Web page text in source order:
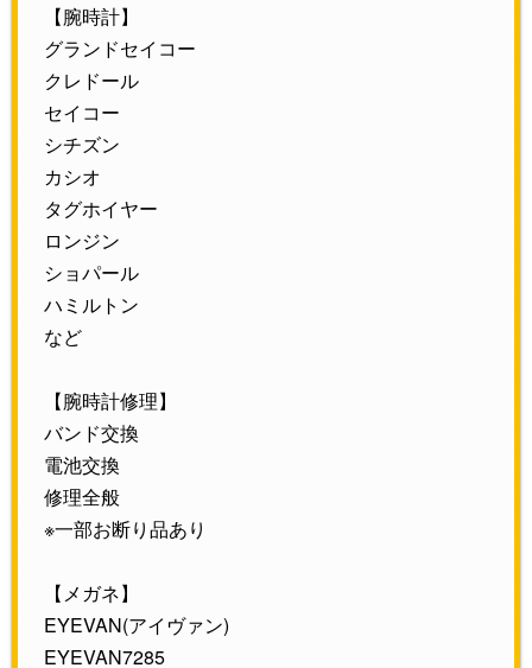
【腕時計】
グランドセイコー
クレドール
セイコー
シチズン
カシオ
タグホイヤー
ロンジン
ショパール
ハミルトン
など
【腕時計修理】
バンド交換
電池交換
修理全般
※一部お断り品あり
【メガネ】
EYEVAN(アイヴァン)
EYEVAN7285